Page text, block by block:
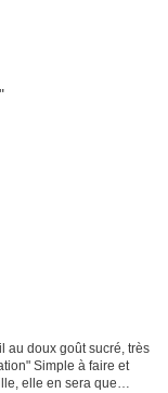
Simple à faire et
elle en sera que